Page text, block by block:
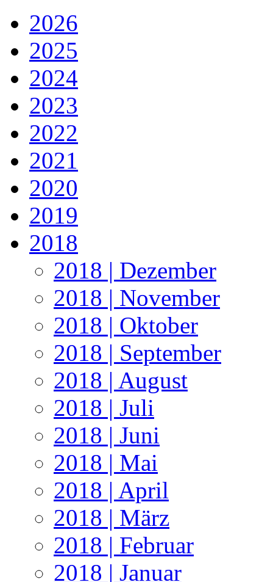
2026
2025
2024
2023
2022
2021
2020
2019
2018
2018 | Dezember
2018 | November
2018 | Oktober
2018 | September
2018 | August
2018 | Juli
2018 | Juni
2018 | Mai
2018 | April
2018 | März
2018 | Februar
2018 | Januar